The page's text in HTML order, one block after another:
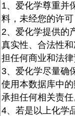
1、爱化学尊重并
料，未经您的许
2、爱化学提供的
真实性、合法性
担任何商业和法律
3、爱化学尽量确
使用本数据库中
承担任何相关责任
4、若是以上化学